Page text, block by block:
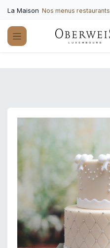
La Maison Nos menus restaurants